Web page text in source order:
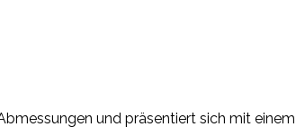
und präsentiert sich mit einem